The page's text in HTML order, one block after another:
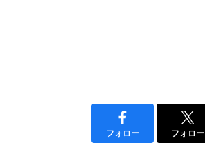
フォロー フォロー